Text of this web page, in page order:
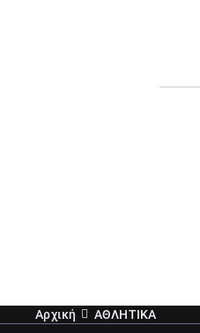
Αρχική ΑΘΛΗΤΙΚΑ